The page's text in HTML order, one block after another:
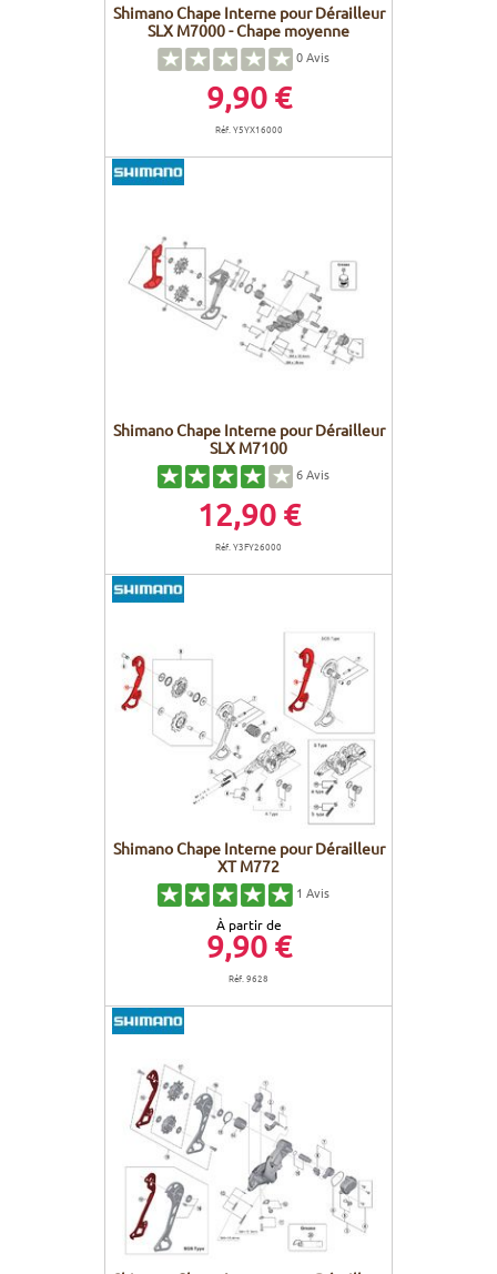
Shimano Chape Interne pour Dérailleur
SLX M7000 - Chape moyenne
0Avis
9,90 €
Réf. Y5YX16000
Shimano Chape Interne pour Dérailleur
SLX M7100
6Avis
12,90 €
Réf. Y3FY26000
Shimano Chape Interne pour Dérailleur
XT M772
1 Avis
À partir de
9,90 €
Réf. 9628